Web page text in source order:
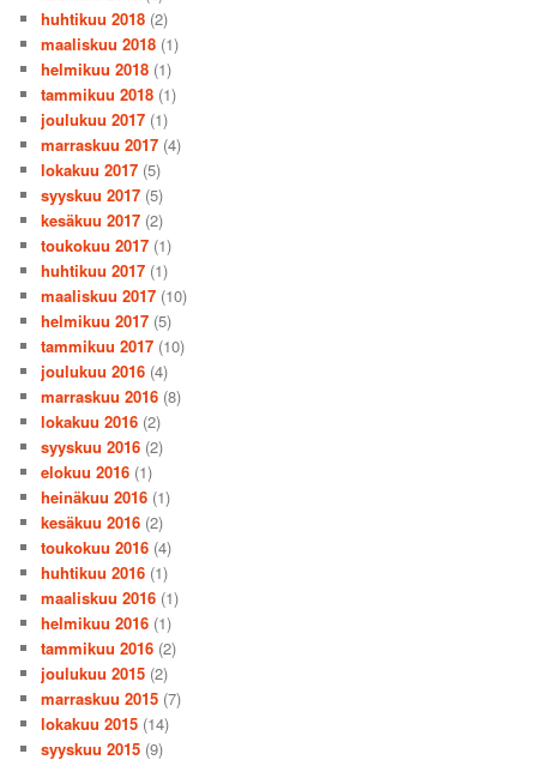
huhtikuu 2018 (2)
maaliskuu 2018 (1)
helmikuu 2018 (1)
tammikuu 2018 (1)
joulukuu 2017 (1)
marraskuu 2017 (4)
lokakuu 2017 (5)
syyskuu 2017 (5)
kesäkuu 2017 (2)
toukokuu 2017 (1)
huhtikuu 2017 (1)
maaliskuu 2017 (10)
helmikuu 2017 (5)
tammikuu 2017 (10)
joulukuu 2016 (4)
marraskuu 2016 (8)
lokakuu 2016 (2)
syyskuu 2016 (2)
elokuu 2016 (1)
heinäkuu 2016 (1)
kesäkuu 2016 (2)
toukokuu 2016 (4)
huhtikuu 2016 (1)
maaliskuu 2016 (1)
helmikuu 2016 (1)
tammikuu 2016 (2)
joulukuu 2015 (2)
marraskuu 2015 (7)
lokakuu 2015 (14)
syyskuu 2015 (9)